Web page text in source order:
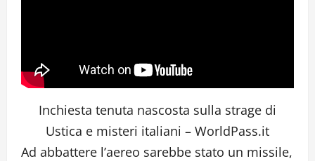
Inchiesta tenuta nascosta sulla strage di
Ustica e misteri italiani – WorldPass.it
Ad abbattere l’aereo sarebbe stato un missile,